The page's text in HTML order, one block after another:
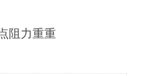
阻力重重